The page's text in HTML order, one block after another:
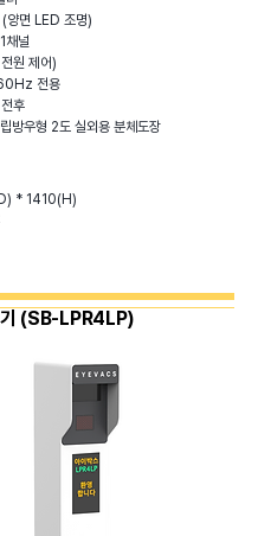
양면 LED 조명)
채널
원 제어)
전용
후
방우형 2도 실외용 분체도장
* 1410(H)
기 (SB-LPR4LP)